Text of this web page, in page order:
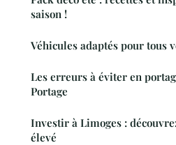
saison !
Véhicules adaptés pour tous
Les erreurs à éviter en
Portage
Investir à Limoges :
élevé